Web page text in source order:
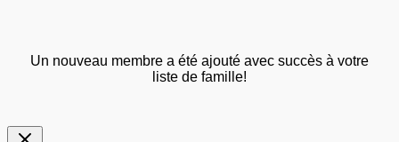
Un nouveau membre a été ajouté avec succès à votre
liste de famille!